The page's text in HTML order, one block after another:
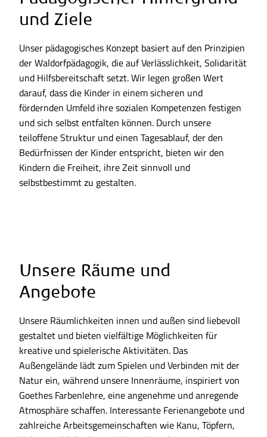
und Ziele
Unser pädagogisches Konzept basiert auf den Prinzipien
der Waldorfpädagogik, die auf Verlässlichkeit, Solidarität
und Hilfsbereitschaft setzt. Wir legen großen Wert
darauf, dass die Kinder in einem sicheren und
fördernden Umfeld ihre sozialen Kompetenzen festigen
und sich selbst entfalten können. Durch unsere
teiloffene Struktur und einen Tagesablauf, der den
Bedürfnissen der Kinder entspricht, bieten wir den
Kindern die Freiheit, ihre Zeit sinnvoll und
selbstbestimmt zu gestalten.
Unsere Räume und
Angebote
Unsere Räumlichkeiten innen und außen sind liebevoll
gestaltet und bieten vielfältige Möglichkeiten für
kreative und spielerische Aktivitäten. Das
Außengelände lädt zum Spielen und Verbinden mit der
Natur ein, während unsere Innenräume, inspiriert von
Goethes Farbenlehre, eine angenehme und anregende
Atmosphäre schaffen. Interessante Ferienangebote und
zahlreiche Arbeitsgemeinschaften wie Kanu, Töpfern,